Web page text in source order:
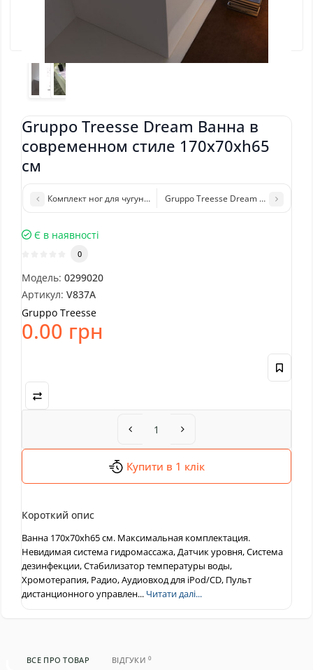
Gruppo Treesse Dream Ванна в
современном стиле 170x70xh65
см
Комплект ног для чугунных ван ROCAGruppo Treesse Dream Ванна в
Є в наявності
0
Модель: 0299020
Артикул: V837A
Gruppo Treesse
0.00 грн
Купити в 1 клік
Короткий опис
Ванна 170x70xh65 см. Максимальная комплектация.
Невидимая система гидромассажа, Датчик уровня, Система
дезинфекции, Стабилизатор температуры воды,
Хромотерапия, Радио, Аудиовход для iPod/CD, Пульт
дистанционного управлен... Читати далі...
ВСЕ ПРО ТОВАР ВІДГУКИ0